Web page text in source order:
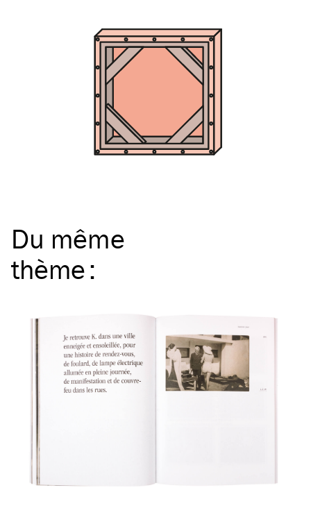
Du même
thème: